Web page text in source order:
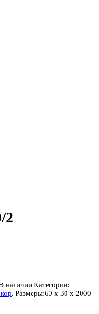
2
наличии Категории:
. Размеры:60 x 30 x 2000